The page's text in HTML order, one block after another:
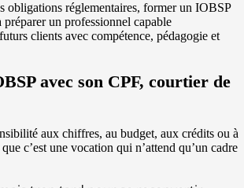
obligations réglementaires, former un IOBSP
préparer un professionnel capable
clients avec compétence, pédagogie et
avec son CPF, courtier de
aux chiffres, au budget, aux crédits ou à
c’est une vocation qui n’attend qu’un cadre